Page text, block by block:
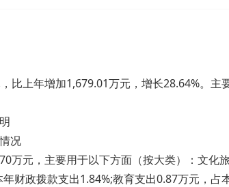
比上年增加1,679.01万元，增长28.64%
况
元，主要用于以下方面（按大类）：文
政拨款支出1.84%;教育支出0.87万元，占本